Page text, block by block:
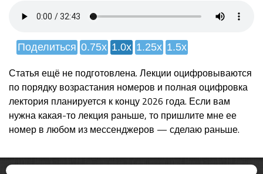
Поделиться 0.75x 1.0x 1.25x 1.5x
Статья ещё не подготовлена. Лекции оцифровываются
по порядку возрастания номеров и полная оцифровка
лектория планируется к концу 2026 года. Если вам
нужна какая-то лекция раньше, то пришлите мне ее
номер в любом из мессенджеров — сделаю раньше.